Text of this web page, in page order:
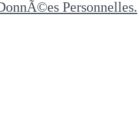
Personnelles.